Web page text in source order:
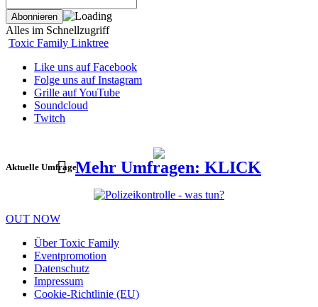
Alles im Schnellzugriff
Toxic Family Linktree
Like uns auf Facebook
Folge uns auf Instagram
Grille auf YouTube
Soundcloud
Twitch
Aktuelle UmfrageMehr Umfragen: KLICK
OUT NOW
Über Toxic Family
Eventpromotion
Datenschutz
Impressum
Cookie-Richtlinie (EU)